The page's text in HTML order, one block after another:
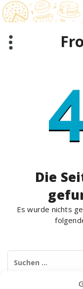
Zum
Inhalt
springen
Die
Es wurde nichts